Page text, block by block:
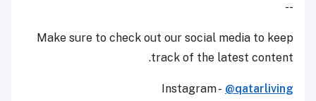
--
Make sure to check out our social media to keep
track of the latest content.
Instagram - @qatarliving